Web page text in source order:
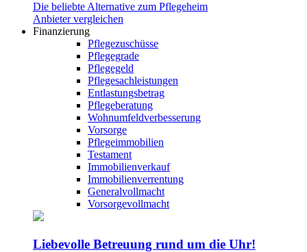
Die beliebte Alternative zum Pflegeheim
Anbieter vergleichen
Finanzierung
Pflegezuschüsse
Pflegegrade
Pflegegeld
Pflegesachleistungen
Entlastungsbetrag
Pflegeberatung
Wohnumfeldverbesserung
Vorsorge
Pflegeimmobilien
Testament
Immobilienverkauf
Immobilienverrentung
Generalvollmacht
Vorsorgevollmacht
Liebevolle Betreuung rund um die Uhr!